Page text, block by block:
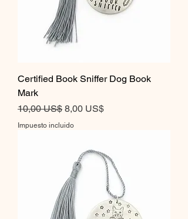
Certified Book Sniffer Dog Book
Mark
Precio
10,00 US$ Precio de oferta
8,00 US$
Impuesto incluido